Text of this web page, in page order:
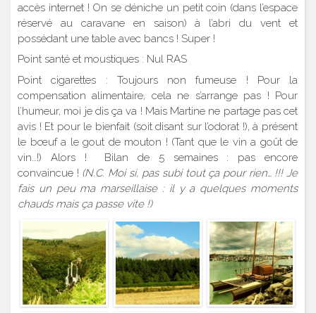
accès internet ! On se déniche un petit coin (dans l’espace
réservé au caravane en saison) à l’abri du vent et
possédant une table avec bancs ! Super !
Point santé et moustiques : Nul RAS
Point cigarettes : Toujours non fumeuse ! Pour la
compensation alimentaire, cela ne s’arrange pas ! Pour
l’humeur, moi je dis ça va ! Mais Martine ne partage pas cet
avis ! Et pour le bienfait (soit disant sur l’odorat !), à présent
le bœuf a le gout de mouton ! (Tant que le vin a goût de
vin…!) Alors ! Bilan de 5 semaines : pas encore
convaincue ! (N.C. Moi si, pas subi tout ça pour rien… !!! Je
fais un peu ma marseillaise : il y a quelques moments
chauds mais ça passe vite !)